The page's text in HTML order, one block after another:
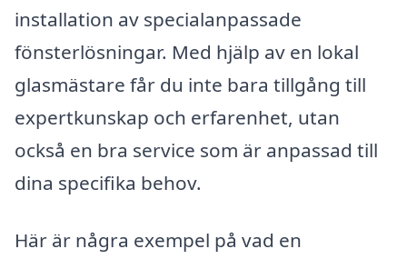
installation av specialanpassade
fönsterlösningar. Med hjälp av en lokal
glasmästare får du inte bara tillgång till
expertkunskap och erfarenhet, utan
också en bra service som är anpassad till
dina specifika behov.
Här är några exempel på vad en